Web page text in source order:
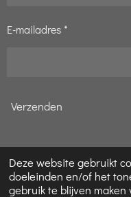
Deze website gebruikt
doeleinden en/of het
gebruik te blijven
E-mailadres *
Verzenden
© 2020 - 2026 Pauline's
Powered byJouwWeb